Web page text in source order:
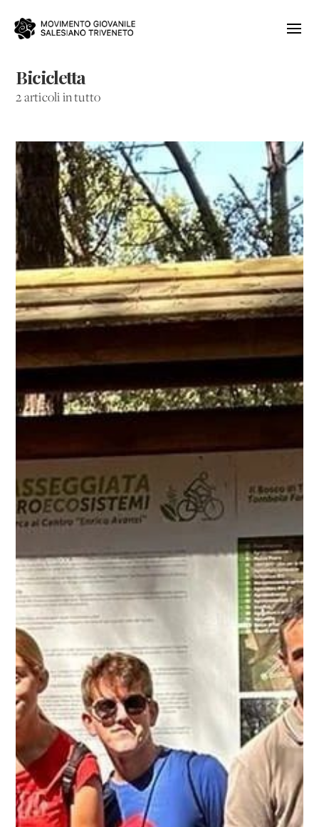
Bicicletta
2 articoli in tutto